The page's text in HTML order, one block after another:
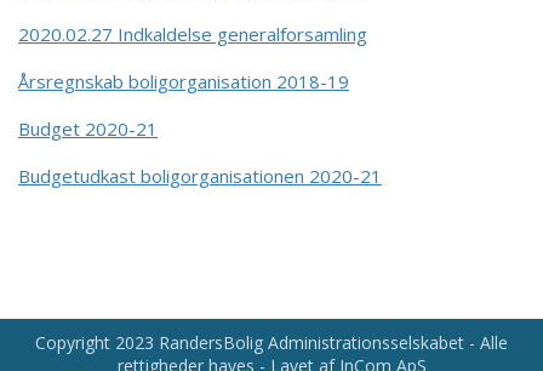
2020.02.27 Indkaldelse generalforsamling
Årsregnskab boligorganisation 2018-19
Budget 2020-21
Budgetudkast boligorganisationen 2020-21
Copyright 2023 RandersBolig Administrationsselskabet - Alle
rettigheder haves - Lavet af InCom ApS